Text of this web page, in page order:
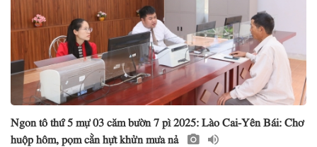
Ngon tô thứ 5 mự 03 căm bườn 7 pì 2025: Lào Cai-Yên Bái: Chơ
huộp hôm, pọm cằn hựt khửn mưa nả